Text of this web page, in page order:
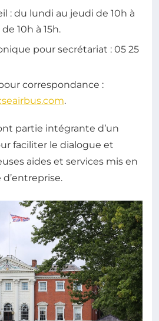
: du lundi au jeudi de 10h à
10h à 15h.
pour secrétariat : 05 25
correspondance :
.
partie intégrante d’un
faciliter le dialogue et
aides et services mis en